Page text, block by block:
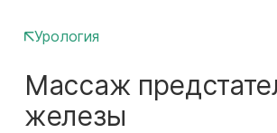
Урология
Массаж
железы